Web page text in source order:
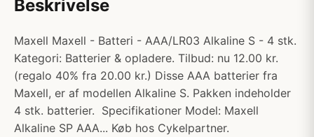
Beskrivelse
Maxell Maxell - Batteri - AAA/LR03 Alkaline S - 4 stk.
Kategori: Batterier & opladere. Tilbud: nu 12.00 kr.
(regalo 40% fra 20.00 kr.) Disse AAA batterier fra
Maxell, er af modellen Alkaline S. Pakken indeholder
4 stk. batterier. Specifikationer Model: Maxell
Alkaline SP AAA... Køb hos Cykelpartner.